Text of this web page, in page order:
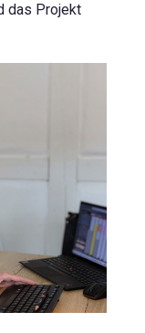
das Projekt